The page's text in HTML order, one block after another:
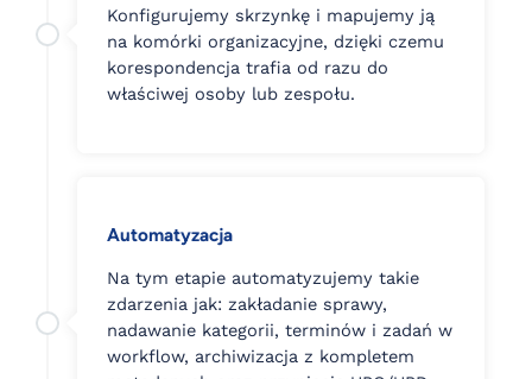
Konfigurujemy skrzynkę i mapujemy ją
na komórki organizacyjne, dzięki czemu
korespondencja trafia od razu do
właściwej osoby lub zespołu.
Automatyzacja
Na tym etapie automatyzujemy takie
zdarzenia jak: zakładanie sprawy,
nadawanie kategorii, terminów i zadań w
workflow, archiwizacja z kompletem